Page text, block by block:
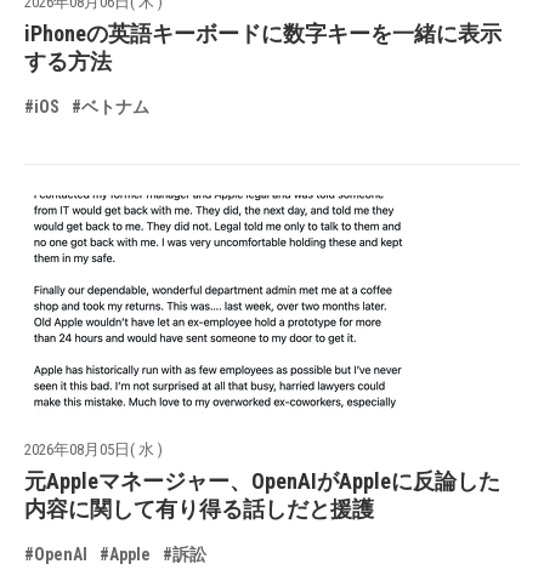
iPhoneの英語キーボードに数字キーを一緒に表示
する方法
#iOS #ベトナム
2026年08月05日( 水 )
元Appleマネージャー、OpenAIがAppleに反論した
内容に関して有り得る話しだと援護
#OpenAI #Apple #訴訟